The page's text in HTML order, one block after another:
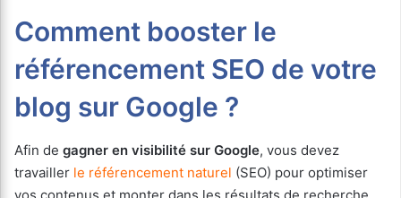
Comment booster le
référencement SEO de votre
blog sur Google ?
Afin de gagner en visibilité sur Google, vous devez
travailler le référencement naturel (SEO) pour optimiser